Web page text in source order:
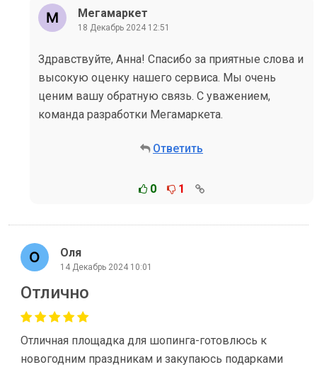
Мегамаркет
18 Декабрь 2024 12:51
Здравствуйте, Анна! Спасибо за приятные слова и
высокую оценку нашего сервиса. Мы очень
ценим вашу обратную связь. С уважением,
команда разработки Мегамаркета.
Ответить
0 1
Оля
14 Декабрь 2024 10:01
Отлично
Отличная площадка для шопинга-готовлюсь к
новогодним праздникам и закупаюсь подарками